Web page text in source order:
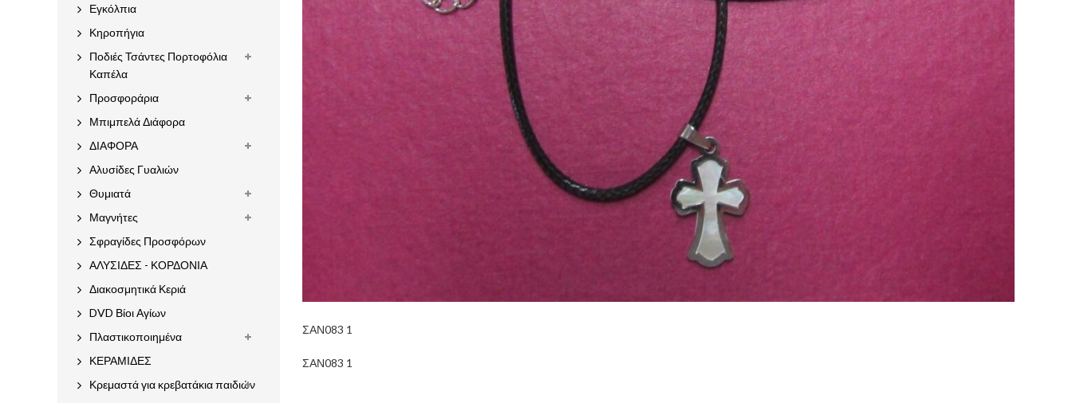
ΣΑΝ083 1
ΣΑΝ083 1
Εγκόλπια
Κηροπήγια
Ποδιές Τσάντες Πορτοφόλια
Καπέλα
Προσφοράρια
Μπιμπελά Διάφορα
ΔΙΑΦΟΡΑ
Αλυσίδες Γυαλιών
Θυμιατά
Μαγνήτες
Σφραγίδες Προσφόρων
ΑΛΥΣΙΔΕΣ - ΚΟΡΔΟΝΙΑ
Διακοσμητικά Κεριά
DVD Βίοι Αγίων
Πλαστικοποιημένα
ΚΕΡΑΜΙΔΕΣ
Κρεμαστά για κρεβατάκια παιδιών